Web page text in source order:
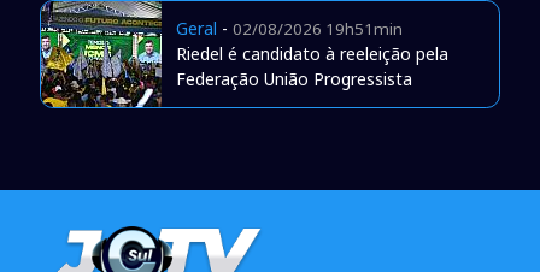
Geral - 02/08/2026 19h51min
Riedel é candidato à reeleição pela
Federação União Progressista